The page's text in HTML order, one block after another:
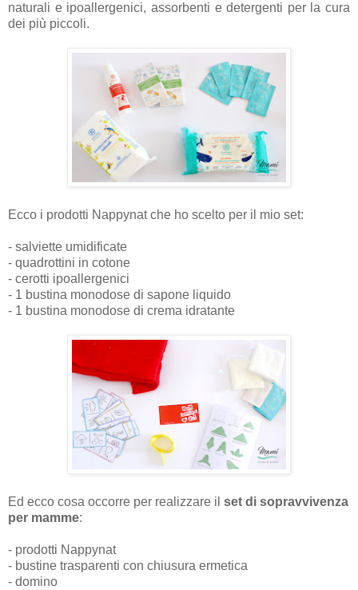
naturali e ipoallergenici, assorbenti e detergenti per la cura
dei più piccoli.
Ecco i prodotti Nappynat che ho scelto per il mio set:
- salviette umidificate
- quadrottini in cotone
- cerotti ipoallergenici
- 1 bustina monodose di sapone liquido
- 1 bustina monodose di crema idratante
Ed ecco cosa occorre per realizzare il set di sopravvivenza
per mamme:
- prodotti Nappynat
- bustine trasparenti con chiusura ermetica
- domino